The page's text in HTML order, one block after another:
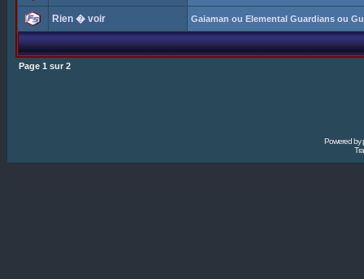
Rien � voir Gaiaman ou Elemental Guardians ou
Page 1 sur 2
Powered by